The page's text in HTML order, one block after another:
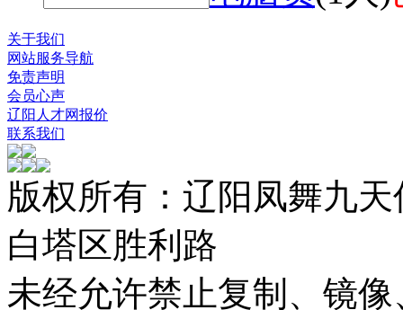
关于我们
网站服务导航
免责声明
会员心声
辽阳人才网报价
联系我们
版权所有：辽阳凤舞九
白塔区胜利路
未经允许禁止复制、镜